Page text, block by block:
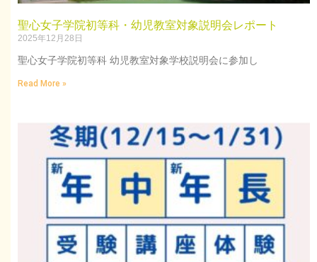
聖心女子学院初等科・幼児教室対象説明会レポート
2025年12月28日
聖心女子学院初等科 幼児教室対象学校説明会に参加し
Read More »